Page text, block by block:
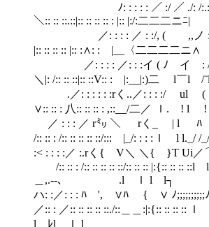
ﾉ: : : : : ／ :/ ／ ./: /:.:: ＿
＼:: :: ::.::|:: :: :: :: : |:: |:/:二二二ニﾆ|
／: : : : ／ : :/, ( ,,ノ
|:: :: :: :: |:: :∧: : |__〈二二二二ニ∧
／: : : : ／: : :イ ( ﾉ
＼|: /:: :: ::|:: ::V:: : |:__|:)二 l￣l /
.／: : : : : :rく..／: : : :/ ul (
∨:: :: : 八:: :: :: : ,::__/二／ ｌ. ! l !
／ : : : ／ r㍉ ＼ rく_ | l
/:: :: : /:: :: :: :: ::/:::￣|_/: : : :
:< : : : :／ :.rく{ V＼ ＼
/:: :: : /:: :: :: :: ::/:: :: :: |:{:: :: :: ::l l
＿,.-‐､ .l ｌ l l┐
ハ: :／: : : ﾊ ', ∨ﾊ {
／:: : ／:: :: :: :: ::./::＿＿:|:{:: ::
l ﾚl ｌ l